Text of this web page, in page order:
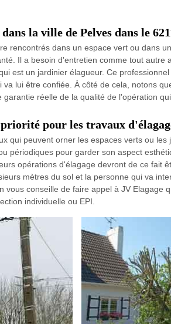
la ville de Pelves dans le
rencontrés dans un espace vert ou dans
Il a besoin d'entretien comme tout autre
est un jardinier élagueur. Ce
lui être confiée. À côté de cela, notons
réelle de la qualité de l'opération qui
pour les travaux
qui peuvent orner les espaces verts ou les
périodiques pour garder son aspect
opérations d'élagage devront de ce fait
mètres du sol et la personne qui va
vous conseille de faire appel à JV Elagage
individuelle ou EPI.